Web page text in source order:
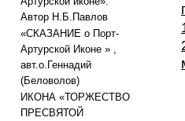
Автор Н.Б.Павлов
«СКАЗАНИЕ о Порт-
Артурской Иконе » ,
авт.о.Геннадий
(Беловолов)
ИКОНА «ТОРЖЕСТВО
ПРЕСВЯТОЙ